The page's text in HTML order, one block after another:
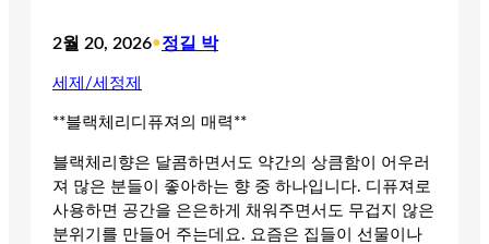
2월 20, 2026•정길 박
세제/세정제
**블랙체리디퓨져의 매력**
블랙체리향은 달콤하면서도 약간의 상큼함이 어우러
져 많은 분들이 좋아하는 향 중 하나입니다. 디퓨져로
사용하면 공간을 은은하게 채워주면서도 무겁지 않은
분위기를 만들어 주는데요. 요즘은 집들이 선물이나